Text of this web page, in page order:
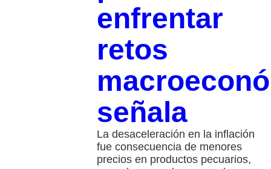
enfrentar
retos
señala
La desaceleración en la inflación
fue consecuencia de menores
precios en productos pecuarios,